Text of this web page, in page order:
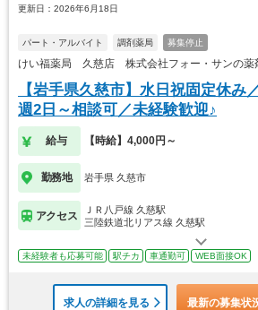
更新日：2026年6月18日
パート・アルバイト 調剤薬局 募集停止
けい福薬局 久慈店 株式会社フォー・サンの薬
【岩手県久慈市】水日祝固定休み
週2日～相談可／未経験歓迎♪
給与 【時給】4,000円～
勤務地 岩手県 久慈市
アクセス
ＪＲ八戸線 久慈駅
三陸鉄道北リアス線 久慈駅
未経験者も応募可能 駅チカ 車通勤可 WEB面接OK
求人の詳細を見る 最新の募集状